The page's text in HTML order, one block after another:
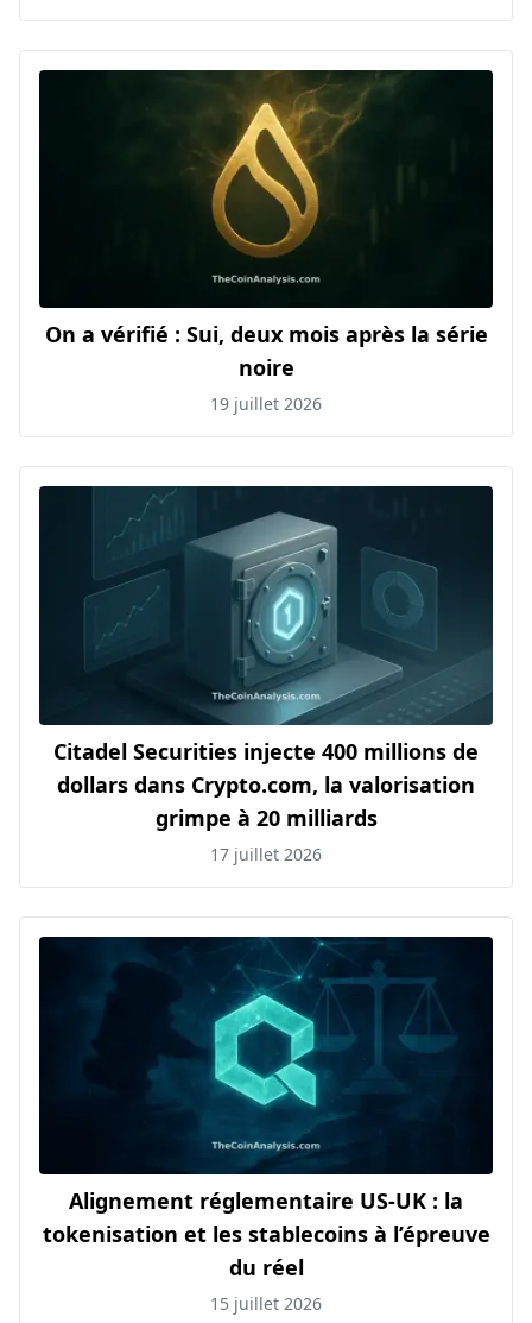
On a vérifié : Sui, deux mois après la série
noire
19 juillet 2026
Citadel Securities injecte 400 millions de
dollars dans Crypto.com, la valorisation
grimpe à 20 milliards
17 juillet 2026
Alignement réglementaire US-UK : la
tokenisation et les stablecoins à l’épreuve
du réel
15 juillet 2026